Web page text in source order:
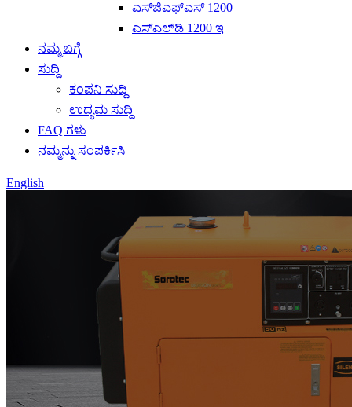
ಎಸ್‌ಜಿಎಫ್‌ಎಸ್ 1200
ಎಸ್‌ಎಲ್‌ಡಿ 1200 ಇ
ನಮ್ಮ ಬಗ್ಗೆ
ಸುದ್ದಿ
ಕಂಪನಿ ಸುದ್ದಿ
ಉದ್ಯಮ ಸುದ್ದಿ
FAQ ಗಳು
ನಮ್ಮನ್ನು ಸಂಪರ್ಕಿಸಿ
English